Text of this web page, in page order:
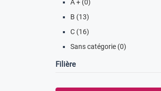
A + (0)
B (13)
C (16)
Sans catégorie (0)
Filière